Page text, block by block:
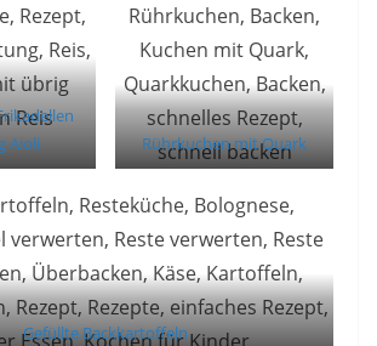
Aioli
Rührkuchen mit Quark
Gefüllte Backkartoffeln